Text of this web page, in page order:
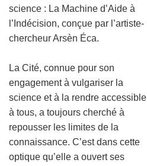
science : La Machine d’Aide à
l’Indécision, conçue par l’artiste-
chercheur Arsèn Éca.
La Cité, connue pour son
engagement à vulgariser la
science et à la rendre accessible
à tous, a toujours cherché à
repousser les limites de la
connaissance. C’est dans cette
optique qu’elle a ouvert ses